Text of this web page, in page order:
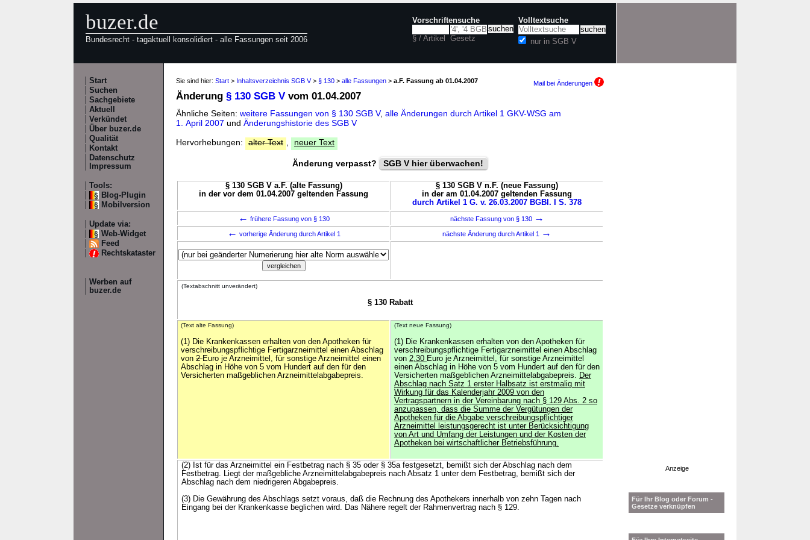
buzer.de
Bundesrecht - tagaktuell konsolidiert - alle Fassungen seit 2006
Vorschriftensuche
§ / Artikel Gesetz
Volltextsuche
nur in SGB V
Start
Suchen
Sachgebiete
Aktuell
Verkündet
Über buzer.de
Qualität
Kontakt
Datenschutz
Impressum
Tools:
Blog-Plugin
Mobilversion
Update via:
Web-Widget
Feed
Rechtskataster
Werben auf
buzer.de
Sie sind hier: Start > Inhaltsverzeichnis SGB V> § 130 > alle Fassungen > a.F. Fassung ab 01.04.2007 Mail bei Änderungen
Änderung § 130 SGB V vom 01.04.2007
Ähnliche Seiten: weitere Fassungen von § 130 SGB V, alle Änderungen durch Artikel 1 GKV-WSG am
1. April 2007 und Änderungshistorie des SGB V
Hervorhebungen:
alter Text neuer Text
Änderung verpasst? SGB V hier überwachen!
§ 130 SGB V a.F. (alte Fassung)
in der vor dem 01.04.2007 geltenden Fassung
§ 130 SGB V n.F. (neue Fassung)
in der am 01.04.2007 geltenden Fassung
durch Artikel 1 G. v. 26.03.2007 BGBl. I S. 378
← frühere Fassung von § 130 nächste Fassung von § 130 →
← vorherige Änderung durch Artikel 1 nächste Änderung durch Artikel 1 →
(Textabschnitt unverändert)
§ 130 Rabatt
(Text alte Fassung)
(1) Die Krankenkassen erhalten von den Apotheken für
verschreibungspflichtige Fertigarzneimittel einen Abschlag
von 2Euro je Arzneimittel, für sonstige Arzneimittel einen
Abschlag in Höhe von 5 vom Hundert auf den für den
Versicherten maßgeblichen Arzneimittelabgabepreis.
(Text neue Fassung)
(1) Die Krankenkassen erhalten von den Apotheken für
verschreibungspflichtige Fertigarzneimittel einen Abschlag
von 2,30 Euro je Arzneimittel, für sonstige Arzneimittel
einen Abschlag in Höhe von 5 vom Hundert auf den für den
Versicherten maßgeblichen Arzneimittelabgabepreis. Der
Abschlag nach Satz 1 erster Halbsatz ist erstmalig mit
Wirkung für das Kalenderjahr 2009 von den
Vertragspartnern in der Vereinbarung nach § 129 Abs. 2 so
anzupassen, dass die Summe der Vergütungen der
Apotheken für die Abgabe verschreibungspflichtiger
Arzneimittel leistungsgerecht ist unter Berücksichtigung
von Art und Umfang der Leistungen und der Kosten der
Apotheken bei wirtschaftlicher Betriebsführung.
(2) Ist für das Arzneimittel ein Festbetrag nach § 35 oder § 35a festgesetzt, bemißt sich der Abschlag nach dem
Festbetrag. Liegt der maßgebliche Arzneimittelabgabepreis nach Absatz 1 unter dem Festbetrag, bemißt sich der
Abschlag nach dem niedrigeren Abgabepreis.
(3) Die Gewährung des Abschlags setzt voraus, daß die Rechnung des Apothekers innerhalb von zehn Tagen nach
Eingang bei der Krankenkasse beglichen wird. Das Nähere regelt der Rahmenvertrag nach § 129.
Anzeige
Für Ihr Blog oder Forum -
Gesetze verknüpfen